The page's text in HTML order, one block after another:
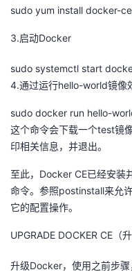
sudo yum install docker-
3.启动Docker
sudo systemctl start
4.通过运行hello-world镜像
sudo docker run hello-
这个命令会下载一个test镜
印相关信息，并退出。
至此，Docker CE已经安装
命令。参照postinstall来允
它的配置操作。
UPGRADE DOCKER CE（升
升级Docker，使用之前步骤